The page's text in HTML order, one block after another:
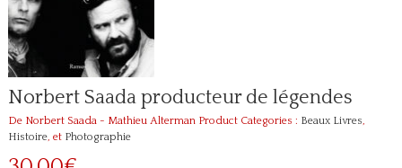
Norbert Saada producteur de légendes
De Norbert Saada - Mathieu Alterman Product Categories : Beaux Livres,
Histoire, et Photographie